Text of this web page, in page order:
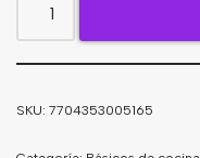
SKU: 7704353005165